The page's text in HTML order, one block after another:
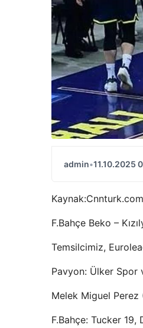
admin•11.10.2025
Kaynak:Cnnturk.com
F.Bahçe Beko –
Temsilcimiz,
Pavyon: Ülker Spor
Melek Miguel Perez
F.Bahçe: Tucker